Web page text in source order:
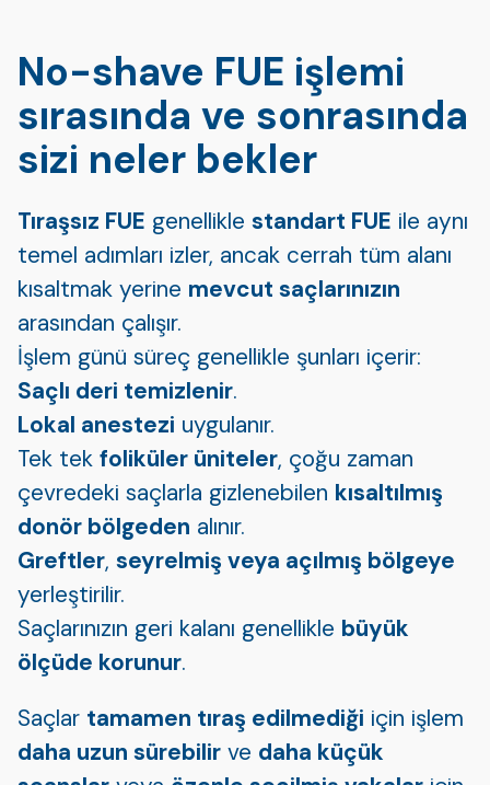
No-shave FUE işlemi
sırasında ve sonrasında
sizi neler bekler
Tıraşsız FUE genellikle standart FUE ile aynı
temel adımları izler, ancak cerrah tüm alanı
kısaltmak yerine mevcut saçlarınızın
arasından çalışır.
İşlem günü süreç genellikle şunları içerir:
Saçlı deri temizlenir.
Lokal anestezi uygulanır.
Tek tek foliküler üniteler, çoğu zaman
çevredeki saçlarla gizlenebilen kısaltılmış
donör bölgeden alınır.
Greftler, seyrelmiş veya açılmış bölgeye
yerleştirilir.
Saçlarınızın geri kalanı genellikle büyük
ölçüde korunur.
Saçlar tamamen tıraş edilmediği için işlem
daha uzun sürebilir ve daha küçük